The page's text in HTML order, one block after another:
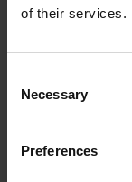
of their services.
Selection
Necessary
Preferences
Troniq
yritys-